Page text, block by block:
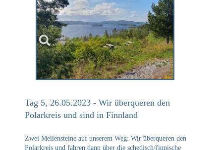
Tag 5, 26.05.2023 - Wir überqueren den
Polarkreis und sind in Finnland
Zwei Meilensteine auf unserem Weg: Wir überqueren den
Polarkreis und fahren dann über die schedisch/finnische